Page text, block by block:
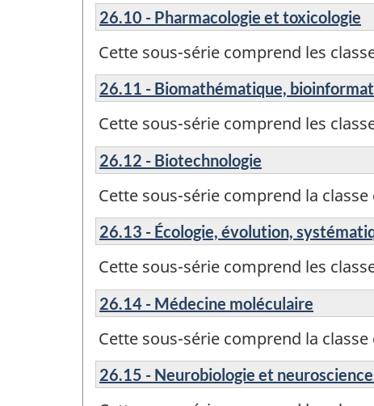
26.10 - Pharmacologie et toxicologie
Cette sous-série comprend les
26.11 - Biomathématique,
Cette sous-série comprend les
26.12 - Biotechnologie
Cette sous-série comprend la
26.13 - Écologie, évolution,
Cette sous-série comprend les
26.14 - Médecine moléculaire
Cette sous-série comprend la
26.15 - Neurobiologie et